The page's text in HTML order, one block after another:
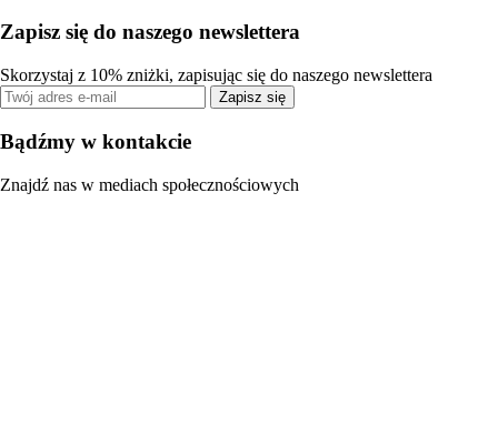
Zapisz się do naszego newslettera
Skorzystaj z 10% zniżki, zapisując się do naszego newslettera
Zapisz się
Bądźmy w kontakcie
Znajdź nas w mediach społecznościowych